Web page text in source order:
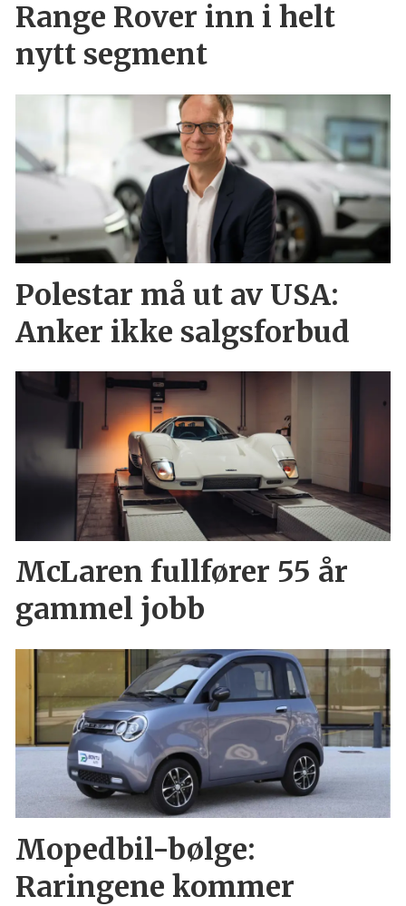
Range Rover inn i helt
nytt segment
Polestar må ut av USA:
Anker ikke salgsforbud
McLaren fullfører 55 år
gammel jobb
Mopedbil-bølge:
Raringene kommer